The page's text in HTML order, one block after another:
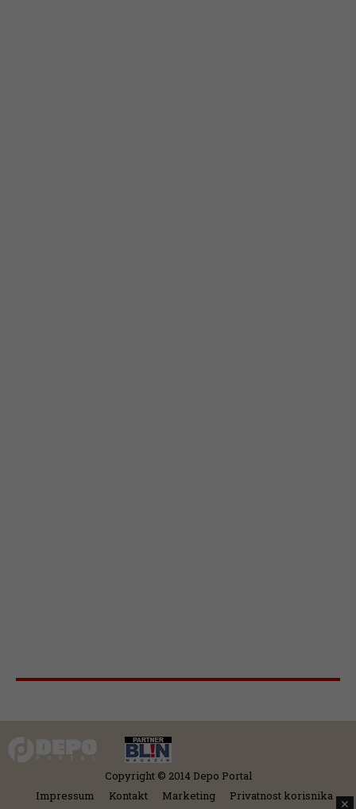
Copyright © 2014 Depo Portal
Impressum
Kontakt Marketing
Privatnost korisnika
✕